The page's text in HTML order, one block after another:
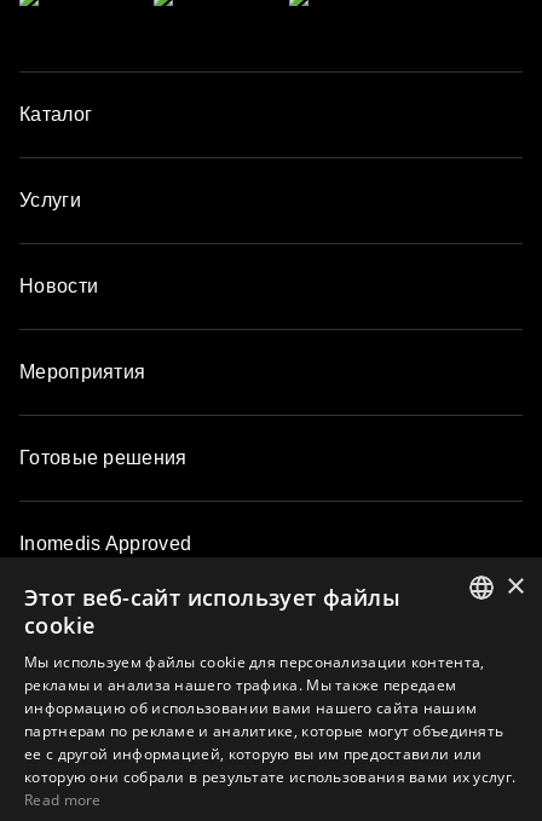
Каталог
Услуги
Новости
Мероприятия
Готовые решения
Inomedis Approved
Контакты
О компании
LATVIAN
LITHUANIAN
ESTONIAN
×
Этот веб-сайт использует файлы
cookie
Мы используем файлы cookie для персонализации контента,
рекламы и анализа нашего трафика. Мы также передаем
информацию об использовании вами нашего сайта нашим
партнерам по рекламе и аналитике, которые могут объединять
ее с другой информацией, которую вы им предоставили или
которую они собрали в результате использования вами их услуг.
Read more